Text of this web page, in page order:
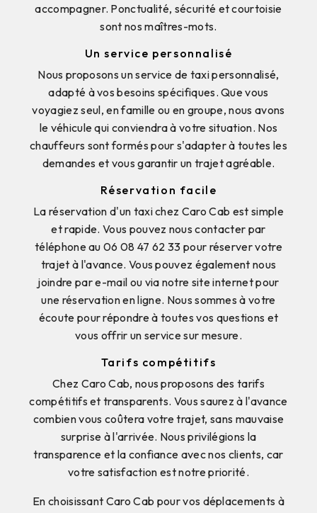
accompagner. Ponctualité, sécurité et courtoisie
sont nos maîtres-mots.
Un service personnalisé
Nous proposons un service de taxi personnalisé,
adapté à vos besoins spécifiques. Que vous
voyagiez seul, en famille ou en groupe, nous avons
le véhicule qui conviendra à votre situation. Nos
chauffeurs sont formés pour s'adapter à toutes les
demandes et vous garantir un trajet agréable.
Réservation facile
La réservation d'un taxi chez Caro Cab est simple
et rapide. Vous pouvez nous contacter par
téléphone au 06 08 47 62 33 pour réserver votre
trajet à l'avance. Vous pouvez également nous
joindre par e-mail ou via notre site internet pour
une réservation en ligne. Nous sommes à votre
écoute pour répondre à toutes vos questions et
vous offrir un service sur mesure.
Tarifs compétitifs
Chez Caro Cab, nous proposons des tarifs
compétitifs et transparents. Vous saurez à l'avance
combien vous coûtera votre trajet, sans mauvaise
surprise à l'arrivée. Nous privilégions la
transparence et la confiance avec nos clients, car
votre satisfaction est notre priorité.
En choisissant Caro Cab pour vos déplacements à